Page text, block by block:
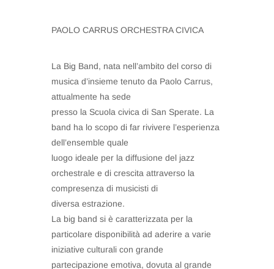
PAOLO CARRUS ORCHESTRA CIVICA
La Big Band, nata nell’ambito del corso di
musica d’insieme tenuto da Paolo Carrus,
attualmente ha sede
presso la Scuola civica di San Sperate. La
band ha lo scopo di far rivivere l’esperienza
dell’ensemble quale
luogo ideale per la diffusione del jazz
orchestrale e di crescita attraverso la
compresenza di musicisti di
diversa estrazione.
La big band si è caratterizzata per la
particolare disponibilità ad aderire a varie
iniziative culturali con grande
partecipazione emotiva, dovuta al grande